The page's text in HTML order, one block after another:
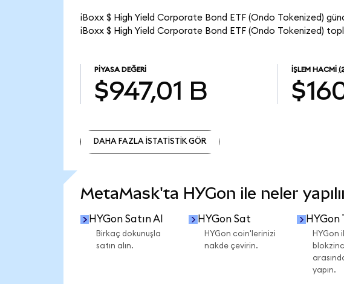
iBoxx $ High Yield Corporate Bond ETF (Ondo Tokenized)
iBoxx $ High Yield Corporate Bond ETF (Ondo Tokenized)
PIYASA DEĞERI
$947,01 B
İŞLEM HACMI
DAHA FAZLA İSTATİSTİK GÖR
MetaMask'ta HYGon ile neler
HYGon Satın Al
Birkaç dokunuşla
satın alın.
HYGon Sat
HYGon coin'lerinizi
nakde çevirin.
HYGon
HYGon
yapın.